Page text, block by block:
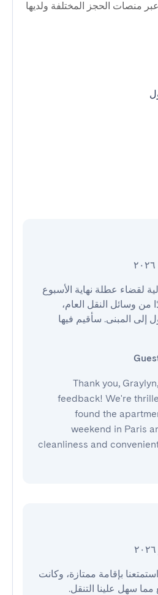
تم حجز هذه الوحدة 49 عبر منصات الحجز المختلفة ولديها
Thank you,
feedback! We're
found the
weekend in Paris
cleanliness and
سهل علينا التنقل.